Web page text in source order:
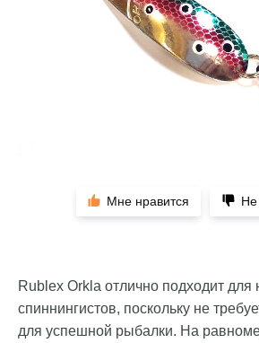
Мне нравится Не
Rublex Orkla отлично подходит
спиннингистов, поскольку не
для успешной рыбалки. На